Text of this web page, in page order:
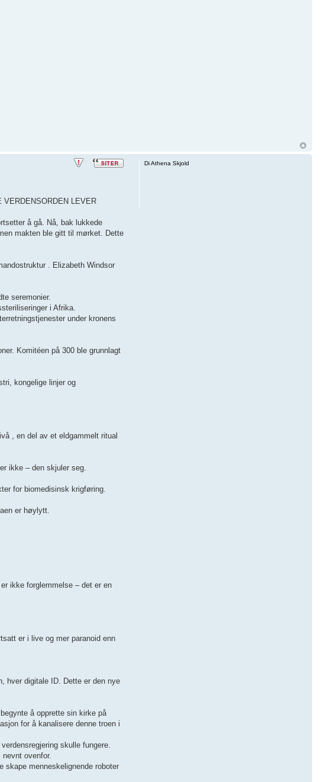
LEVER
å gå. Nå, bak lukkede
makten ble gitt til mørket. Dette
. Elizabeth Windsor
seremonier.
i Afrika.
under kronens
Komitéen på 300 ble grunnlagt
kongelige linjer og
, en del av et eldgammelt ritual
ikke – den skjuler seg.
for biomedisinsk krigføring.
er høylytt.
ikke forglemmelse – det er en
er i live og mer paranoid enn
hver digitale ID. Dette er den nye
å opprette sin kirke på
for å kanalisere denne troen i
skulle fungere.
ovenfor.
skape menneskelignende roboter
Di Athena Skjold